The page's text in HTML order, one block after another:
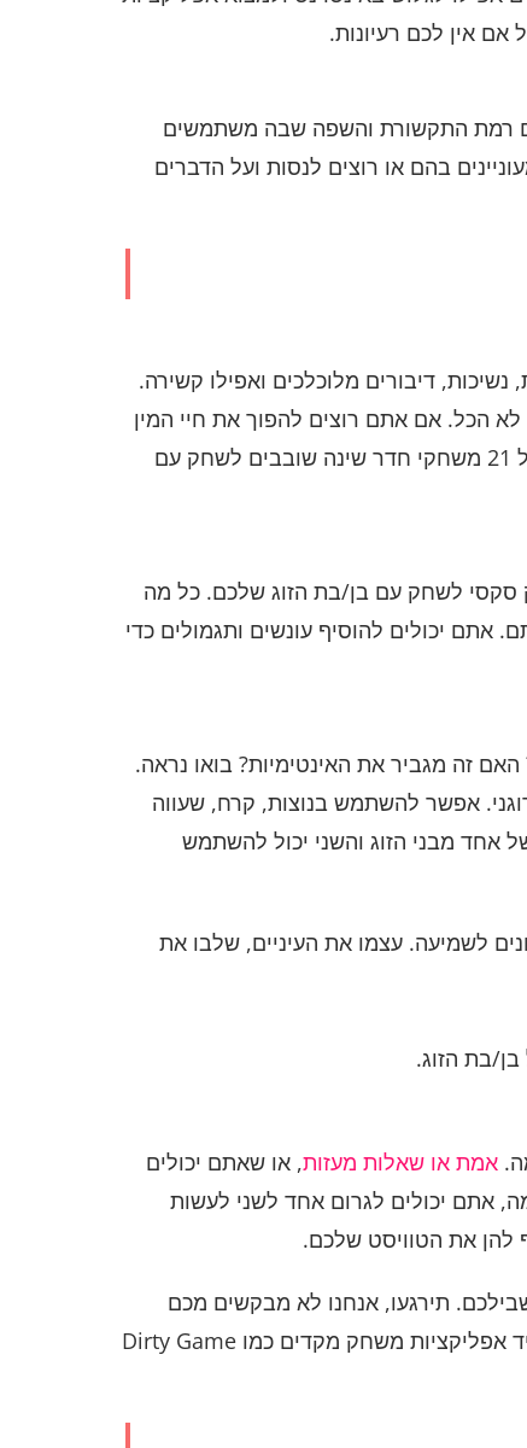
אין לכם רעיונות.
רמת התקשורת והשפה שבה משתמשים
בהם או רוצים לנסות ועל הדברים
דיבורים מלוכלכים ואפילו קשירה.
הכל. אם אתם רוצים להפוך את חיי המין
שלכם למהנים יותר, משחקי משחק מקדים נהדרים יכולים להתחיל אתכם בצורה טובה. לשם כך, הנה סקירה של 21 משחקי חדר שינה שובבים לשחק עם
סקסי לשחק עם בן/בת הזוג שלכם. כל מה
יכולים להוסיף עונשים ותגמולים כדי
זה מגביר את האינטימיות? בואו נראה.
אפשר להשתמש בנוצות, קרח, שעווה
אחד מבני הזוג והשני יכול להשתמש
לשמיעה. עצמו את העיניים, שלבו את
בן/בת הזוג.
אמת או שאלות מעזות, או שאתם יכולים
אתם יכולים לגרום אחד לשני לעשות
להן את הטוויסט שלכם.
תירגעו, אנחנו לא מבקשים מכם
להשתמש בסמארטפון שלכם על עצמכם. למרות זאת, בלי לשפוט, מה שמתאים לכם? אנחנו מציעים לכם להוריד אפליקציות משחק מקדים כמו Dirty Game